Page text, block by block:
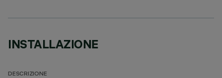
INSTALLAZIONE
DESCRIZIONE